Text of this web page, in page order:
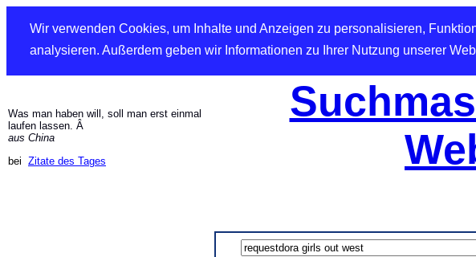
Wir verwenden Cookies, um Inhalte und Anzeigen zu personalisieren,
analysieren. Außerdem geben wir Informationen zu Ihrer Nutzung unserer
Was man haben will, soll man erst einmal
laufen lassen. Â
aus China
bei Zitate des Tages